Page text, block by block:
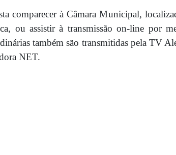
comparecer à Câmara Municipal,
ou assistir à transmissão on-line por
também são transmitidas pela TV
NET.